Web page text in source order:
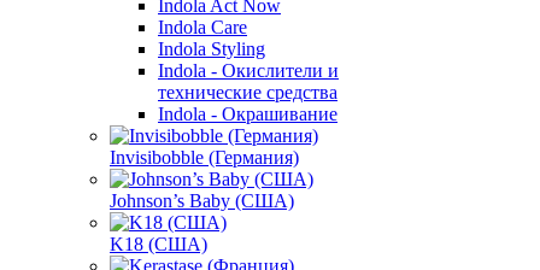
Indola Act Now
Indola Care
Indola Styling
Indola - Окислители и
технические средства
Indola - Окрашивание
Invisibobble (Германия)
Johnson’s Baby (США)
K18 (США)